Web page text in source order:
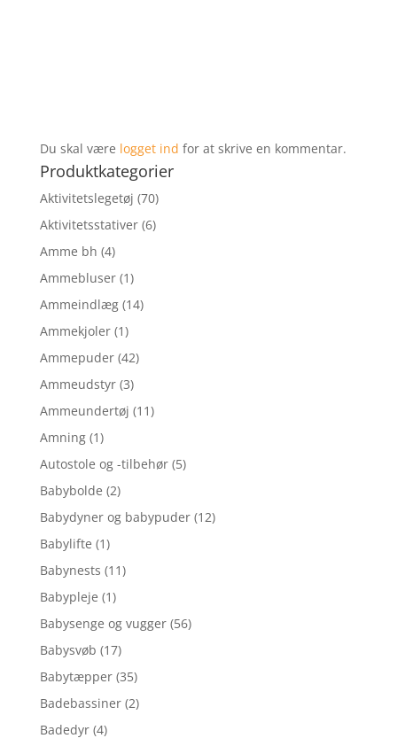
Du skal være logget ind for at skrive en kommentar.
Produktkategorier
Aktivitetslegetøj (70)
Aktivitetsstativer (6)
Amme bh (4)
Ammebluser (1)
Ammeindlæg (14)
Ammekjoler (1)
Ammepuder (42)
Ammeudstyr (3)
Ammeundertøj (11)
Amning (1)
Autostole og -tilbehør (5)
Babybolde (2)
Babydyner og babypuder (12)
Babylifte (1)
Babynests (11)
Babypleje (1)
Babysenge og vugger (56)
Babysvøb (17)
Babytæpper (35)
Badebassiner (2)
Badedyr (4)